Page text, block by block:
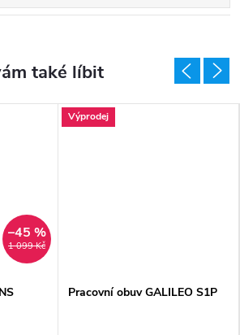
1 099 Kč
–45 %
Výprodej
Pracovní obuv GALILEO S1P